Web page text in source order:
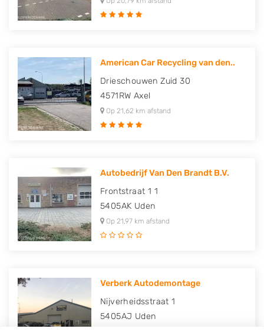
American Car Recycling van den..
Drieschouwen Zuid 30
4571RW Axel
Op 21,62 km afstand
Autobedrijf Van Den Brandt B.V.
Frontstraat 1 1
5405AK Uden
Op 21,97 km afstand
Verberk Autodemontage
Nijverheidsstraat 1
5405AJ Uden